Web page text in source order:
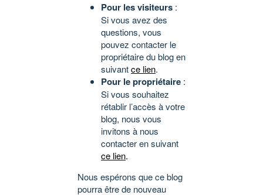
Pour les visiteurs :
Si vous avez des
questions, vous
pouvez contacter le
propriétaire du blog en
suivantce lien.
Pour le propriétaire :
Si vous souhaitez
rétablir l’accès à votre
blog, nous vous
invitons à nous
contacter en suivant
ce lien.
Nous espérons que ce blog
pourra être de nouveau